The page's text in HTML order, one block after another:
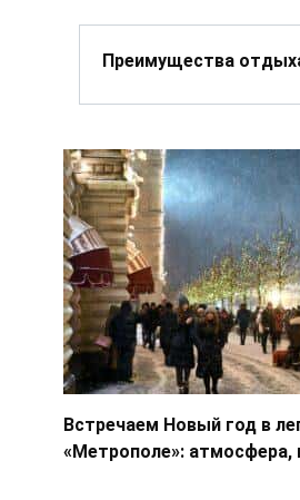
Преимущества
Встречаем Новый год в
«Метрополе»: атмосфера,